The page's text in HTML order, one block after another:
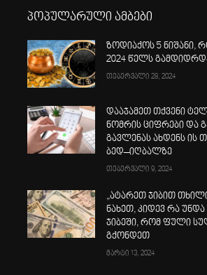
პოპულარული ამბები
ზოდიაქოს 5 ნიშანი,
2024 წელს
თებერვალი 28, 2024
დააჯამეთ თქვენი
ნომრის ციფრები და
გავლენას ახდენს ის
ბედ–იღბალზე
თებერვალი 9, 2024
„ატარეთ ჯიბით
ნახეთ, კიდევ რა
ჯიბეში, რომ ფული
გქონდეთ
მარტი 13, 2024